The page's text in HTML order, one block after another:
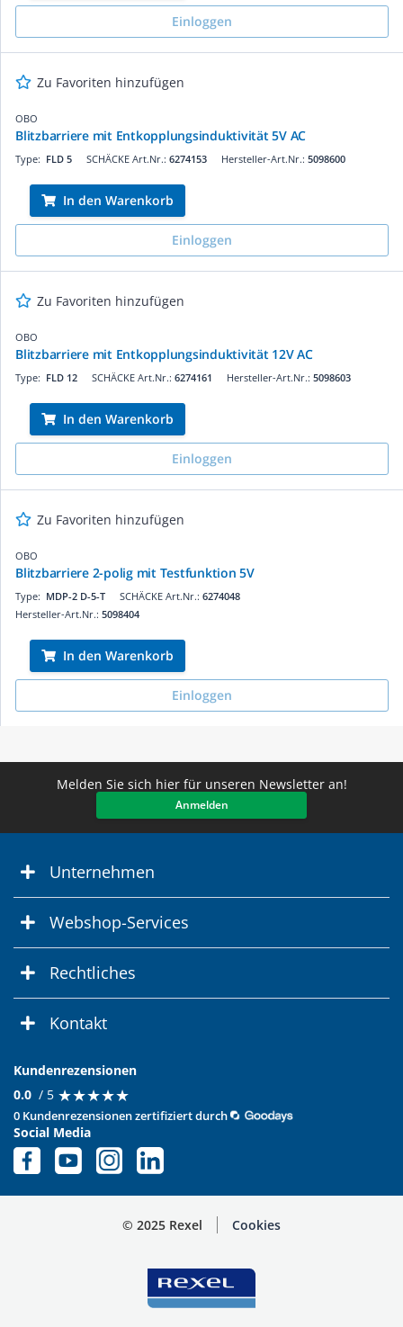
Einloggen
Zu Favoriten hinzufügen
OBO
Blitzbarriere mit Entkopplungsinduktivität 5V AC
SCHÄCKE Art.Nr.: 6274153
Type: FLD 5 Hersteller-Art.Nr.: 5098600
In den Warenkorb
Einloggen
Zu Favoriten hinzufügen
OBO
Blitzbarriere mit Entkopplungsinduktivität 12V AC
SCHÄCKE Art.Nr.: 6274161
Type: FLD 12 Hersteller-Art.Nr.: 5098603
In den Warenkorb
Einloggen
Zu Favoriten hinzufügen
OBO
Blitzbarriere 2-polig mit Testfunktion 5V
SCHÄCKE Art.Nr.: 6274048
Type: MDP-2 D-5-T
Hersteller-Art.Nr.: 5098404
In den Warenkorb
Einloggen
Melden Sie sich hier für unseren Newsletter an!
Anmelden
Unternehmen
Webshop-Services
Rechtliches
Kontakt
Kundenrezensionen
0.0 / 5 ★★★★★
★★★★★
0 Kundenrezensionen zertifiziert durch
Social Media
© 2025 Rexel Cookies